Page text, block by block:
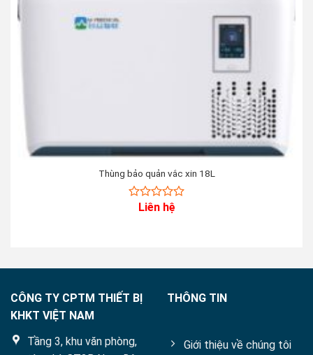
Thùng bảo quản vắc xin 18L
Liên hệ
CÔNG TY CPTM THIẾT BỊ
KHKT VIỆT NAM
Tầng 3, khu văn phòng,
THÔNG TIN
Giới thiệu về chúng tôi